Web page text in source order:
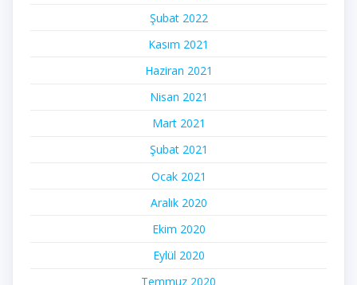
Şubat 2022
Kasım 2021
Haziran 2021
Nisan 2021
Mart 2021
Şubat 2021
Ocak 2021
Aralık 2020
Ekim 2020
Eylül 2020
Temmuz 2020